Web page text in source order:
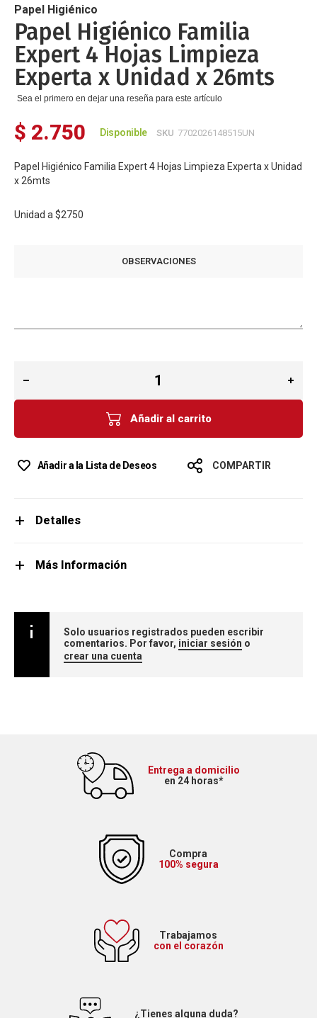
de
la
galería
de
imágenes
Papel Higiénico
Papel Higiénico Familia
Expert 4 Hojas Limpieza
Experta x Unidad x 26mts
Sea el primero en dejar una reseña para este artículo
$ 2.750 Disponible SKU 7702026148515UN
Papel Higiénico Familia Expert 4 Hojas Limpieza Experta x Unidad
x 26mts
Unidad a $2750
OBSERVACIONES
Añadir al carrito
Añadir a la Lista de Deseos COMPARTIR
Detalles
Más Información
Solo usuarios registrados pueden escribir
comentarios. Por favor, iniciar sesión o
crear una cuenta
Entrega a domicilio
en 24 horas*
Compra
100% segura
Trabajamos
con el corazón
¿Tienes alguna duda?